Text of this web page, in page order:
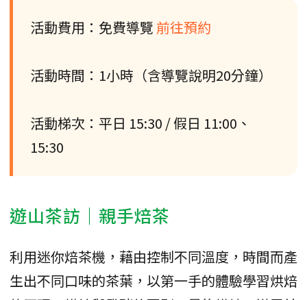
活動費用：免費導覽 前往預約
活動時間：1小時（含導覽說明20分鐘）
活動梯次：平日 15:30 / 假日 11:00、
15:30
遊山茶訪｜親手焙茶
利用迷你焙茶機，藉由控制不同溫度，時間而產
生出不同口味的茶葉，以第一手的體驗學習烘焙